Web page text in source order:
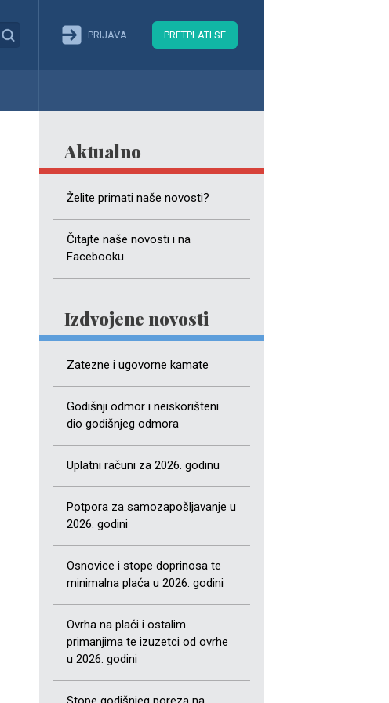
PRIJAVA PRETPLATI SE
Aktualno
Želite primati naše novosti?
Čitajte naše novosti i na
Facebooku
Izdvojene novosti
Zatezne i ugovorne kamate
Godišnji odmor i neiskorišteni
dio godišnjeg odmora
Uplatni računi za 2026. godinu
Potpora za samozapošljavanje u
2026. godini
Osnovice i stope doprinosa te
minimalna plaća u 2026. godini
Ovrha na plaći i ostalim
primanjima te izuzetci od ovrhe
u 2026. godini